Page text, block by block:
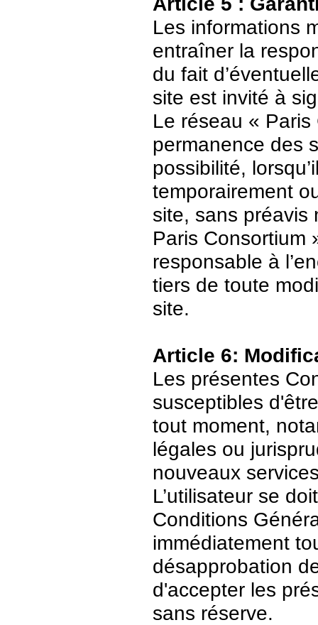
Les informations
entraîner la
du fait
site est invité à
Le réseau «
permanence des
possibilité,
temporairement
site, sans préavis
Paris Consortium
responsable à
tiers de toute
site.
Article 6:
Les présentes
susceptibles
tout moment,
légales ou
nouveaux
L’utilisateur se
Conditions
immédiatement
désapprobation
d'accepter les
sans réserve.